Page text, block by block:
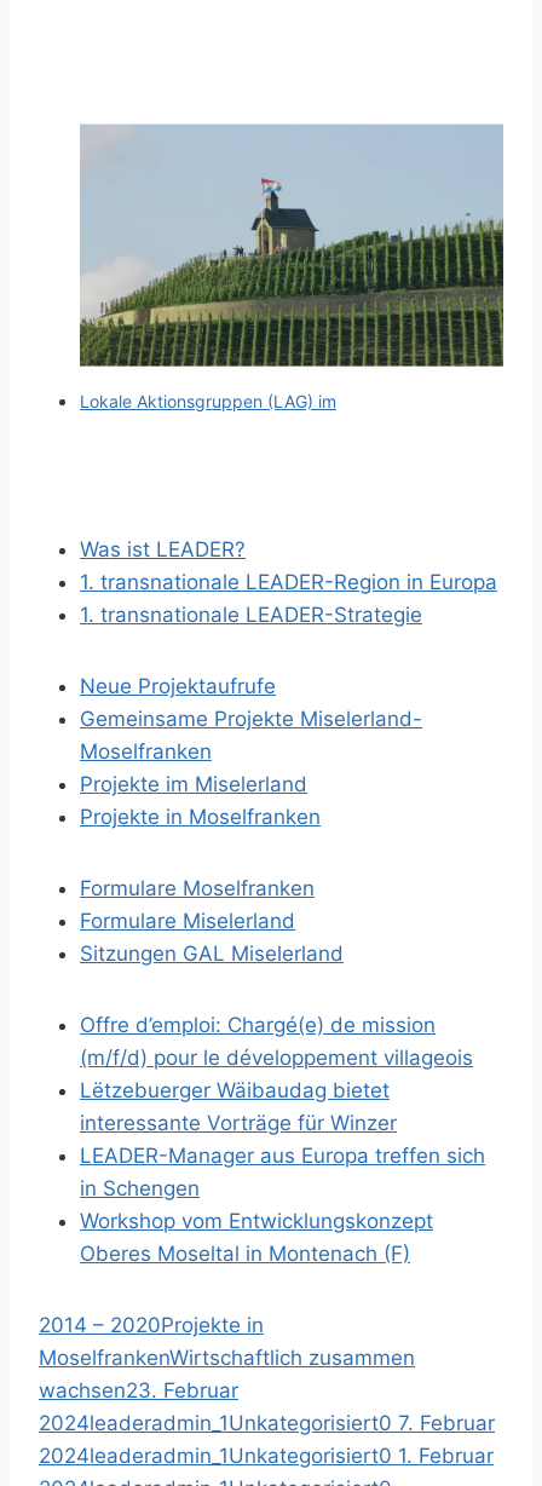
Lokale Aktionsgruppen (LAG) im
Was ist LEADER?
1. transnationale LEADER-Region in Europa
1. transnationale LEADER-Strategie
Neue Projektaufrufe
Gemeinsame Projekte Miselerland-
Moselfranken
Projekte im Miselerland
Projekte in Moselfranken
Formulare Moselfranken
Formulare Miselerland
Sitzungen GAL Miselerland
Offre d’emploi: Chargé(e) de mission
(m/f/d) pour le développement villageois
Lëtzebuerger Wäibaudag bietet
interessante Vorträge für Winzer
LEADER-Manager aus Europa treffen sich
in Schengen
Workshop vom Entwicklungskonzept
Oberes Moseltal in Montenach (F)
2014 – 2020Projekte in
MoselfrankenWirtschaftlich zusammen
wachsen23. Februar
2024leaderadmin_1Unkategorisiert0 7. Februar
2024leaderadmin_1Unkategorisiert0 1. Februar